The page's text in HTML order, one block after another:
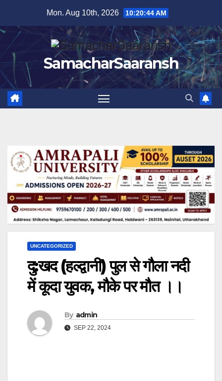
content
Mon. Aug 10th, 2026 10:20:45 AM
SamacharSaaransh
UNCATEGORIZED
दु:खद (हल्द्वानी) पुल से गौला नदी
में कूदा युवक, मौके पर मौत ।।
By admin
SEP 22, 2024